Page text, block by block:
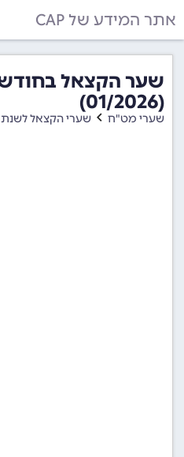
אתר המידע של CAP
(01/2026)
שערי מט"ח שערי הקצאל לשנת 2026